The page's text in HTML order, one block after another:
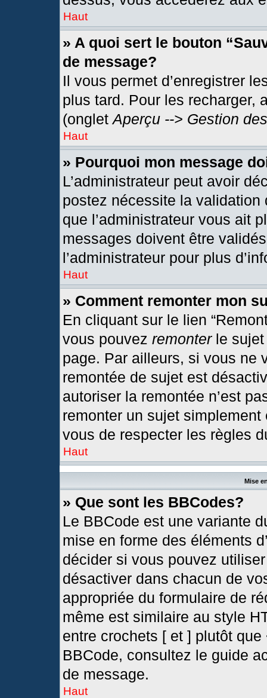
Haut
» A quoi sert le bouton
de message?
Il vous permet d’enregistrer
plus tard. Pour les recharger,
(ongletAperçu --> Gestion
Haut
» Pourquoi mon message
L’administrateur peut avoir
postez nécessite la
que l’administrateur vous ait
messages doivent être
l’administrateur pour plus
Haut
» Comment remonter mon
En cliquant sur le lien
vous pouvez remonterle sujet
page. Par ailleurs, si vous ne
remontée de sujet est
autoriser la remontée n’est
remonter un sujet
vous de respecter les règles
Haut
Mise
» Que sont les BBCodes?
Le BBCode est une variante
mise en forme des éléments
décider si vous pouvez
désactiver dans chacun de
appropriée du formulaire de
même est similaire au style
entre crochets [ et ] plutôt
BBCode, consultez le guide
de message.
Haut